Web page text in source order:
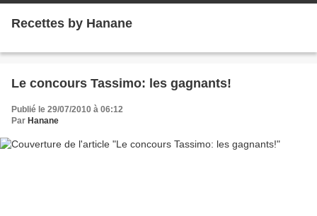
Recettes by Hanane
Le concours Tassimo: les gagnants!
Publié le 29/07/2010 à 06:12
Par Hanane